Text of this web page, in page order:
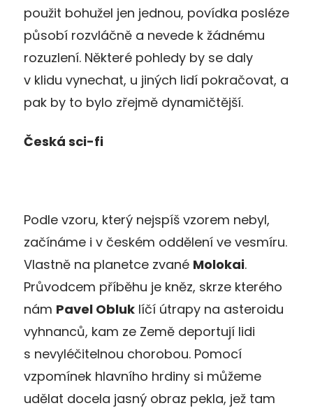
použit bohužel jen jednou, povídka posléze
působí rozvláčně a nevede k žádnému
rozuzlení. Některé pohledy by se daly
v klidu vynechat, u jiných lidí pokračovat, a
pak by to bylo zřejmě dynamičtější.
Česká sci-fi
Podle vzoru, který nejspíš vzorem nebyl,
začínáme i v českém oddělení ve vesmíru.
Vlastně na planetce zvané Molokai.
Průvodcem příběhu je kněz, skrze kterého
nám Pavel Obluk líčí útrapy na asteroidu
vyhnanců, kam ze Země deportují lidi
s nevyléčitelnou chorobou. Pomocí
vzpomínek hlavního hrdiny si můžeme
udělat docela jasný obraz pekla, jež tam